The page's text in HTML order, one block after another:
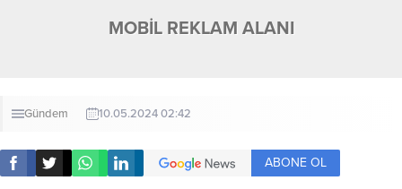
MOBİL REKLAM ALANI
Gündem 10.05.2024 02:42
ABONE OL